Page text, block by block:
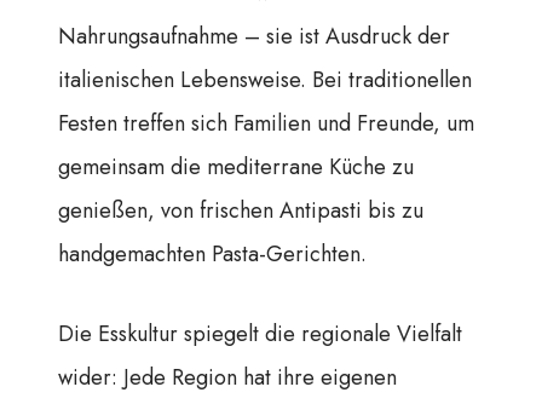
Nahrungsaufnahme – sie ist Ausdruck der
italienischen Lebensweise. Bei traditionellen
Festen treffen sich Familien und Freunde, um
gemeinsam die mediterrane Küche zu
genießen, von frischen Antipasti bis zu
handgemachten Pasta-Gerichten.
Die Esskultur spiegelt die regionale Vielfalt
wider: Jede Region hat ihre eigenen